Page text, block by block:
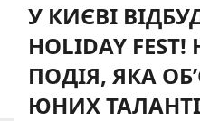
39-
го
в
Kyiv
Opera
Theatre
У КИЄВІ
HOLIDAY
ПОДІЯ, ЯКА
ЮНИХ